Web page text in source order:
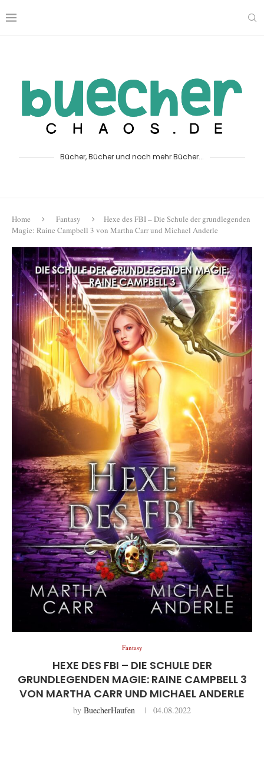
Bücher, Bücher und noch mehr Bücher...
Home Fantasy
Hexe des FBI – Die Schule der grundlegenden
Magie: Raine Campbell 3 von Martha Carr und Michael Anderle
Fantasy
HEXE DES FBI – DIE SCHULE DER
GRUNDLEGENDEN MAGIE: RAINE CAMPBELL 3
VON MARTHA CARR UND MICHAEL ANDERLE
by BuecherHaufen 04.08.2022